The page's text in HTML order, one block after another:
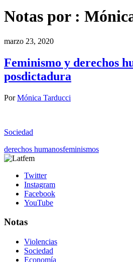
Notas por :
marzo 23, 2020
Feminismo y derechos
posdictadura
PorMónica Tarducci
Sociedad
derechos humanosfeminismos
Twitter
Instagram
Facebook
YouTube
Notas
Violencias
Sociedad
Economía